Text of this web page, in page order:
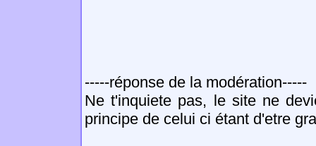
-----réponse de la modération-----
Ne t'inquiete pas, le site ne
principe de celui ci étant d'etre